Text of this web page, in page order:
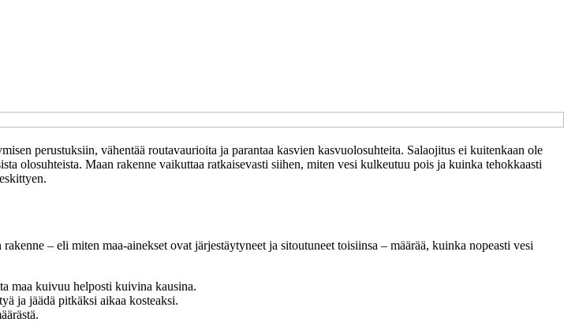
perustuksiin, vähentää routavaurioita ja parantaa kasvien kasvuolosuhteita. Salaojitus ei kuitenkaan ole
olosuhteista. Maan rakenne vaikuttaa ratkaisevasti siihen, miten vesi kulkeutuu pois ja kuinka tehokkaasti
– eli miten maa-ainekset ovat järjestäytyneet ja sitoutuneet toisiinsa – määrää, kuinka nopeasti vesi
maa kuivuu helposti kuivina kausina.
ja jäädä pitkäksi aikaa kosteaksi.